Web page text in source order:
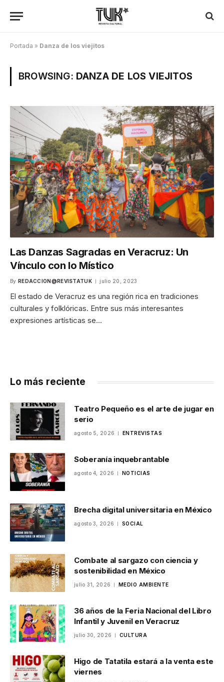
Portada » Danza de los viejitos
BROWSING: DANZA DE LOS VIEJITOS
Las Danzas Sagradas en Veracruz: Un
Vínculo con lo Místico
By REDACCION@REVISTATUK julio 20, 2023
El estado de Veracruz es una región rica en tradiciones
culturales y folklóricas. Entre sus más interesantes
expresiones artísticas se…
Lo más reciente
Teatro Pequeño es el arte de jugar en
serio
agosto 5, 2026 ENTREVISTAS
Soberanía inquebrantable
agosto 4, 2026 NOTICIAS
Brecha digital universitaria en México
agosto 3, 2026 SOCIAL
Combate al sargazo con ciencia y
sostenibilidad en México
julio 31, 2026 MEDIO AMBIENTE
36 años de la Feria Nacional del Libro
Infantil y Juvenil en Veracruz
julio 30, 2026 CULTURA
Higo de Tatatila estará a la venta este
viernes